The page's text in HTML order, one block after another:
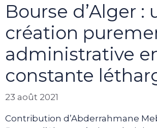
Bourse d’Alger :
création
administrative
constante
23 août 2021
Contribution d’Abderrahmane